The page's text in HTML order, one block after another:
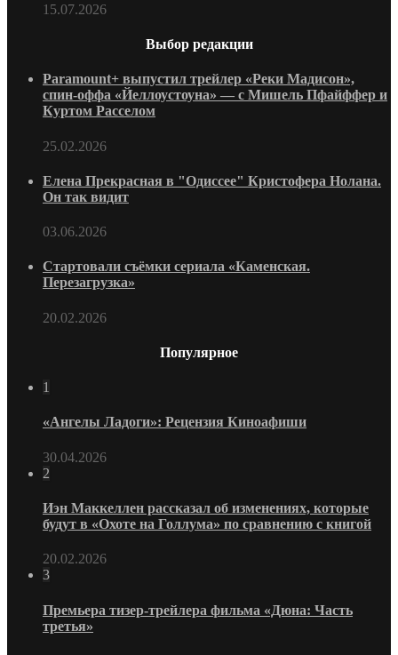
15.07.2026
Выбор редакции
Paramount+ выпустил трейлер «Реки Мадисон»,
спин-оффа «Йеллоустоуна» — с Мишель Пфайффер и
Куртом Расселом
25.02.2026
Елена Прекрасная в "Одиссее" Кристофера Нолана.
Он так видит
03.06.2026
Стартовали съёмки сериала «Каменская.
Перезагрузка»
20.02.2026
Популярное
1
«Ангелы Ладоги»: Рецензия Киноафиши
30.04.2026
2
Иэн Маккеллен рассказал об изменениях, которые
будут в «Охоте на Голлума» по сравнению с книгой
20.02.2026
3
Премьера тизер-трейлера фильма «Дюна: Часть
третья»